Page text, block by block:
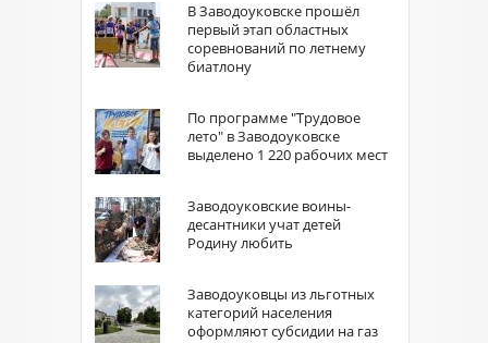
В Заводоуковске прошёл
первый этап областных
соревнований по летнему
биатлону
По программе "Трудовое
лето" в Заводоуковске
выделено 1 220 рабочих мест
Заводоуковские воины-
десантники учат детей
Родину любить
Заводоуковцы из льготных
категорий населения
оформляют субсидии на газ